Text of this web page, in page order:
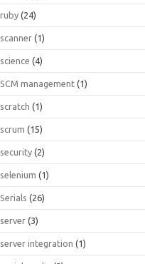
ruby (24)
scanner (1)
science (4)
SCM management (1)
scratch (1)
scrum (15)
security (2)
selenium (1)
Serials (26)
server (3)
server integration (1)